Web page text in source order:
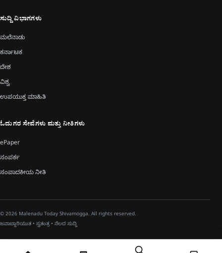
ಸುದ್ದಿ ವಿಭಾಗಗಳು
ಮಲೆನಾಡು
ಕರ್ನಾಟಕ
ದೇಶ
ವಿಶ್ವ
ಉಪಯುಕ್ತ ಮಾಹಿತಿ
ಓದುಗರ ಸೇವೆಗಳು ಮತ್ತು ನೀತಿಗಳು
ePaper
ಸಂಪರ್ಕ
ಸಂಪಾದಕೀಯ ನೀತಿ
© 2026 Malenadu Today Shivamogga. All rights reserved.
ಜವಾಬ್ದಾರಿಯುತ • ಸ್ವತಂತ್ರ • ನೆಲದ ಸುದ್ದಿ